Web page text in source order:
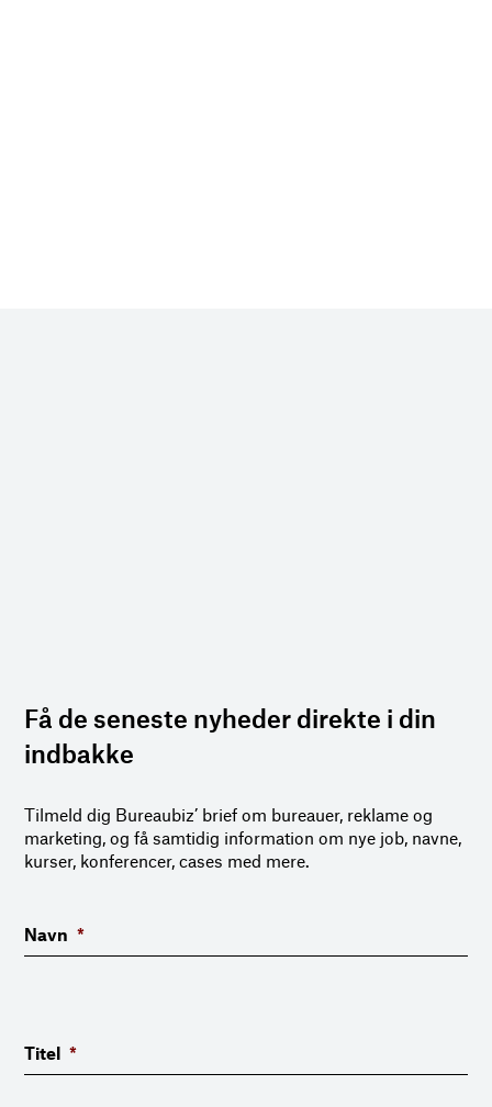
Få de seneste nyheder direkte i din
indbakke
Tilmeld dig Bureaubiz’ brief om bureauer, reklame og
marketing, og få samtidig information om nye job, navne,
kurser, konferencer, cases med mere.
Navn *
Titel *